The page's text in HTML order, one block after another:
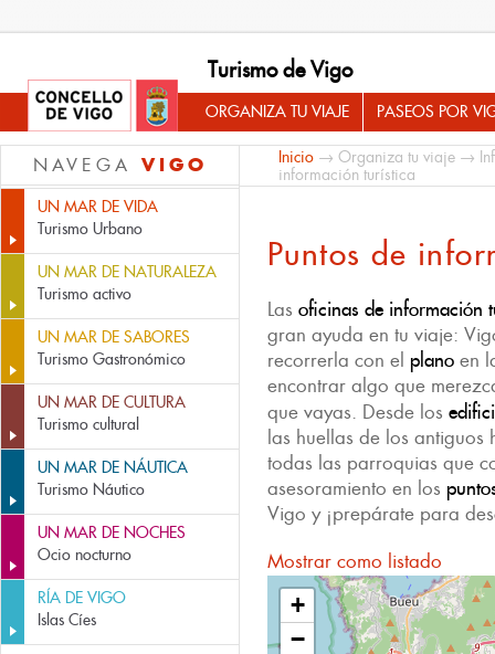
Turismo de Vigo
ORGANIZA TU VIAJE PASEOS POR
NAVEGA VIGO
UN MAR DE VIDA
Turismo Urbano
UN MAR DE NATURALEZA
Turismo activo
UN MAR DE SABORES
Turismo Gastronómico
UN MAR DE CULTURA
Turismo cultural
UN MAR DE NÁUTICA
Turismo Náutico
UN MAR DE NOCHES
Ocio nocturno
RÍA DE VIGO
Islas Cíes
Inicio → Organiza tu viaje →
información turística
Puntos de
Las oficinas de información
gran ayuda en tu viaje:
recorrerla con el plano en
encontrar algo que
que vayas. Desde los
las huellas de los
todas las parroquias que
asesoramiento en los
Vigo y ¡prepárate para
Mostrar como listado
+
−